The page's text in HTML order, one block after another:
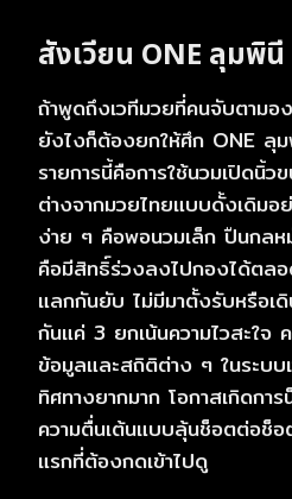
สังเวียน ONE ลุมพิ
ถ้าพูดถึงเวทีมวยที่คนจับตามอ
ยังไงก็ต้องยกให้ศึก ONE ลุ
รายการนี้คือการใช้นวมเปิดนิ้
ต่างจากมวยไทยแบบดั้งเดิมอ
ง่าย ๆ คือพอนวมเล็ก ปืนกลห
คือมีสิทธิ์ร่วงลงไปกองได้ตลอ
แลกกันยับ ไม่มีมาตั้งรับหรือเ
กันแค่ 3 ยกเน้นความไวสะใจ
ข้อมูลและสถิติต่าง ๆ ในระบบเ
ทิศทางยากมาก โอกาสเกิดกา
ความตื่นเต้นแบบลุ้นช็อตต่อช็
แรกที่ต้องกดเข้าไปดู